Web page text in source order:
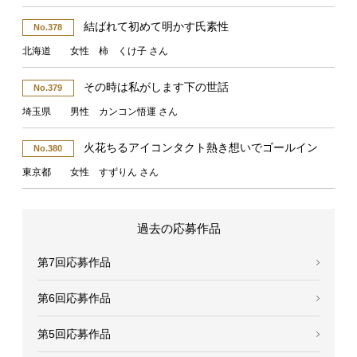
No.378 結ばれて初めて明かす氏素性
北海道 女性 柿 くけ子 さん
No.379 その時は私がします下の世話
埼玉県 男性 カンコン悟運 さん
No.380 火花ちるアイコンタクト熱き想いでゴールイン
東京都 女性 すずりん さん
過去の応募作品
第7回応募作品
第6回応募作品
第5回応募作品